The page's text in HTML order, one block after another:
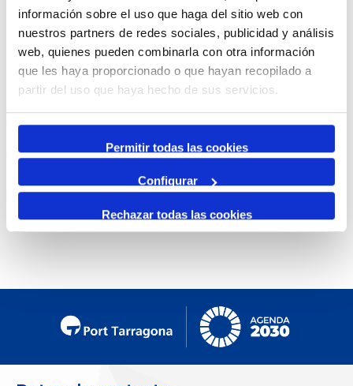
información sobre el uso que haga del sitio web con
nuestros partners de redes sociales, publicidad y análisis
web, quienes pueden combinarla con otra información
que les haya proporcionado o que hayan recopilado a
partir del uso que haya hecho de sus servicios.
Permitir todas las cookies
Configurar
Rechazar todas las cookies
Mensual
Ir al mes específico
Día Anterior
Siguiente Día